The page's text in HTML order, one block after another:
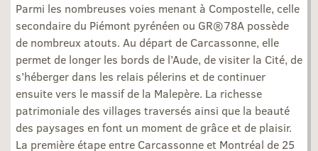
Parmi les nombreuses voies menant à Compostelle, celle
secondaire du Piémont pyrénéen ou GR®78A possède
de nombreux atouts. Au départ de Carcassonne, elle
permet de longer les bords de l’Aude, de visiter la Cité, de
s’héberger dans les relais pélerins et de continuer
ensuite vers le massif de la Malepère. La richesse
patrimoniale des villages traversés ainsi que la beauté
des paysages en font un moment de grâce et de plaisir.
La première étape entre Carcassonne et Montréal de 25